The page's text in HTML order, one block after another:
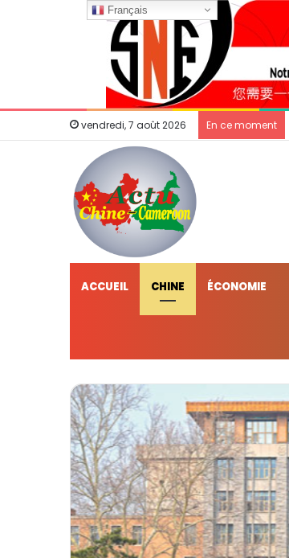
vendredi, 7 août 2026 En ce moment
ACCUEIL CHINE ÉCONOMIE
Français